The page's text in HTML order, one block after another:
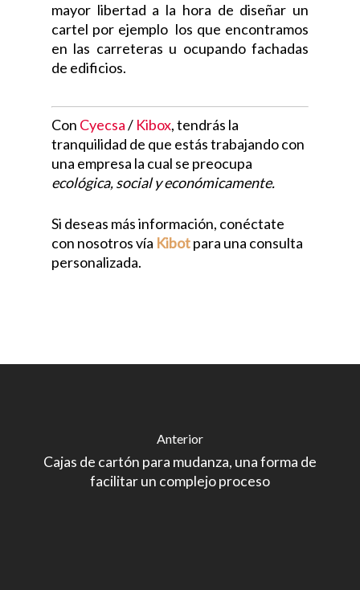
mayor libertad a la hora de diseñar un
cartel por ejemplo los que encontramos
en las carreteras u ocupando fachadas
de edificios.
Con Cyecsa/ Kibox, tendrás la
tranquilidad de que estás trabajando con
una empresa la cual se preocupa
ecológica, social y económicamente.
Si deseas más información, conéctate
con nosotros vía Kibotpara una consulta
personalizada.
Anterior
Cajas de cartón para mudanza, una forma de
facilitar un complejo proceso